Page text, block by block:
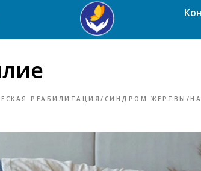
РЕАБИЛИТАЦИЯ/СИНДРОМ ЖЕРТВЫ/